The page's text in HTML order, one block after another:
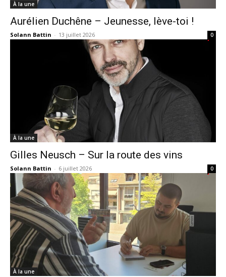
À la une
Aurélien Duchêne – Jeunesse, lève-toi !
Solann Battin - 13 juillet 2026 0
À la une
Gilles Neusch – Sur la route des vins
Solann Battin - 6 juillet 2026 0
À la une